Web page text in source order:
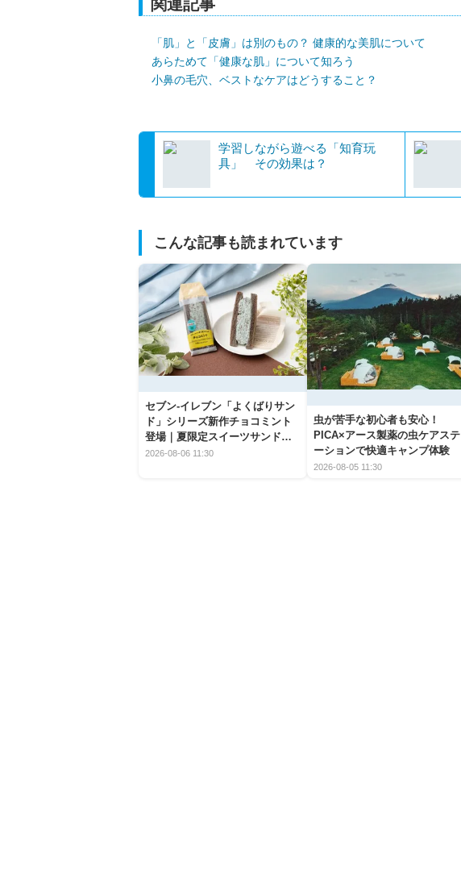
関連記事
「肌」と「皮膚」は別のもの？ 健康的な美肌について
あらためて「健康な肌」について知ろう
小鼻の毛穴、ベストなケアはどうすること？
学習しながら遊べる「知育玩
具」 その効果は？
こんな記事も読まれています
セブン‐イレブン「よくばりサン
ド」シリーズ新作チョコミント
登場｜夏限定スイーツサンドの
爽快な魅力
2026-08-06 11:30
虫が苦手な初心者も安心！
PICA×アース製薬の虫ケアステ
ーションで快適キャンプ体験
2026-08-05 11:30